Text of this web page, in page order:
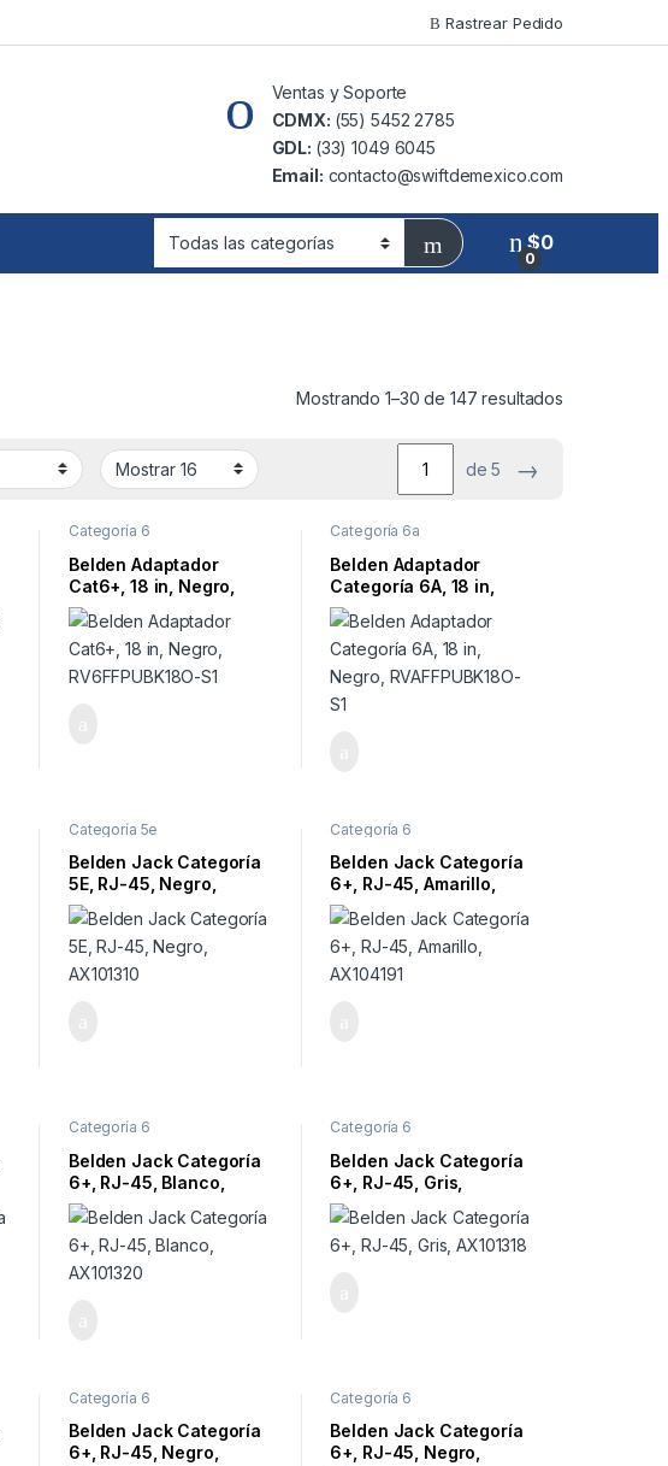
Rastrear Pedido
Ventas y Soporte
CDMX: (55) 5452 2785
GDL: (33) 1049 6045
Email: contacto@swiftdemexico.com
0
$0
Mostrando 1–30 de 147 resultados
de 5 →
Categoría 6
Belden Adaptador
Cat6+, 18 in, Negro,
RV6FFPUBK18O-S1
Categoría 6a
Belden Adaptador
Categoría 6A, 18 in,
Negro, RVAFFPUBK18O-
S1
Categoría 5e
Belden Jack Categoría
5E, RJ-45, Negro,
AX101310
Categoría 6
Belden Jack Categoría
6+, RJ-45, Amarillo,
AX104191
Categoría 6
Belden Jack Categoría
6+, RJ-45, Blanco,
AX101320
Categoría 6
Belden Jack Categoría
6+, RJ-45, Gris,
AX101318
Categoría 6
Belden Jack Categoría
6+, RJ-45, Negro,
Categoría 6
Belden Jack Categoría
6+, RJ-45, Negro,